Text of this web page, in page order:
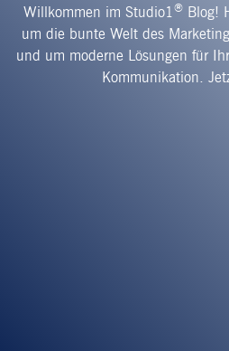
Willkommen im Studio1®Blog!
um die bunte Welt des
und um moderne Lösungen für
Kommunikation.